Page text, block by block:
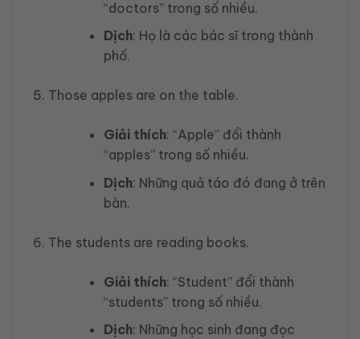
“doctors” trong số nhiều.
Dịch: Họ là các bác sĩ trong thành
phố.
Those apples are on the table.
Giải thích: “Apple” đổi thành
“apples” trong số nhiều.
Dịch: Những quả táo đó đang ở trên
bàn.
The students are reading books.
Giải thích: “Student” đổi thành
“students” trong số nhiều.
Dịch: Những học sinh đang đọc